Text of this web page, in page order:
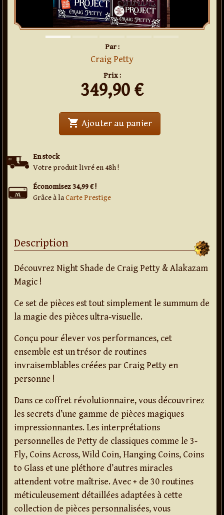
Par :
Craig Petty
Prix :
349,90 €
En stock
Votre produit livré en 48h !
Économisez 34,99 € !
Grâce à laCarte Prestige
shopping_cart Ajouter au panier' . The Night
Description
Découvrez Night Shade de Craig Petty & Alakazam
Magic !
Ce set de pièces est tout simplement le summum de
la magie des pièces ultra-visuelle.
Conçu pour élever vos performances, cet
ensemble est un trésor de routines
invraisemblables créées par Craig Petty en
personne !
Dans ce coffret révolutionnaire, vous découvrirez
les secrets d’une gamme de pièces magiques
impressionnantes. Les interprétations
personnelles de Petty de classiques comme le 3-
Fly, Coins Across, Wild Coin, Hanging Coins, Coins
to Glass et une pléthore d’autres miracles
attendent votre maîtrise. Avec + de 30 routines
méticuleusement détaillées adaptées à cette
collection de pièces personnalisées, vous